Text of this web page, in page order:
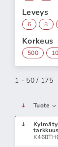
Leveys
6 8
Korkeus
500
1 - 50 / 175
Tuote